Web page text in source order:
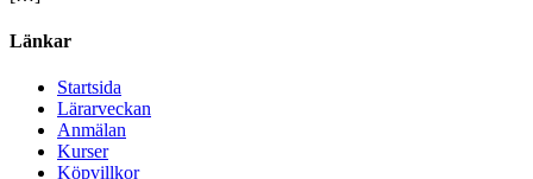
Länkar
Startsida
Lärarveckan
Anmälan
Kurser
Köpvillkor